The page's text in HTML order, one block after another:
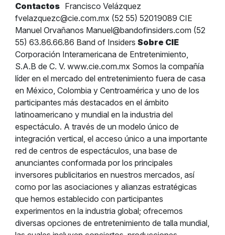
Contactos Francisco Velázquez
fvelazquezc@cie.com.mx (52 55) 52019089 CIE
Manuel Orvañanos Manuel@bandofinsiders.com (52
55) 63.86.66.86 Band of Insiders Sobre CIE
Corporación Interamericana de Entretenimiento,
S.A.B de C. V. www.cie.com.mx Somos la compañía
líder en el mercado del entretenimiento fuera de casa
en México, Colombia y Centroamérica y uno de los
participantes más destacados en el ámbito
latinoamericano y mundial en la industria del
espectáculo. A través de un modelo único de
integración vertical, el acceso único a una importante
red de centros de espectáculos, una base de
anunciantes conformada por los principales
inversores publicitarios en nuestros mercados, así
como por las asociaciones y alianzas estratégicas
que hemos establecido con participantes
experimentos en la industria global; ofrecemos
diversas opciones de entretenimiento de talla mundial,